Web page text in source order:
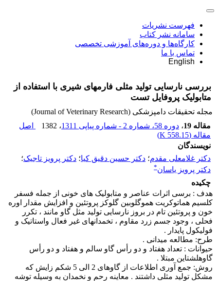
فهرست نشریات
سامانه نشر کتاب
کارگاه‌ها و دوره‌های آموزشی تخصصی
تماس با ما
English
بررسی نارسایی تولید مثلی فارمهای شیری با استفاده از
متابولیک پروفایل تست
مجله تحقیقات دامپزشکی (Journal of Veterinary Research)
مقاله 19
، دوره 58، شماره 2 - شماره پیاپی 1311 ، 1382
اصل
مقاله (558.15 K
)
نویسندگان
دکتر غلامعلی مقدم؛ دکتر حسین دقیق کیا؛ دکتر پرویز تاجیک؛
دکتر پرویز یاسان*
چکیده
هدف : برسی اثرات عناصر و متابولیک های خونی از جمله فسفر
کلسیم هماتوکریت هموگلوبین گلوکز پروتئین و افزایش مقدار اوره
خون و پروتئین تام در بروز نارسایی تولید مثل گاو مانند ، تکرر
فحلی ، وجود جسم زرد مقاوم ، تخمدانهای غیر فعال واستاتیک و
فولیکول پایدار .
طرح: مطالعه میدانی .
حیوانات : تعداد هفتاد و دو رأس گاو سالم و هفتاد و دو رأس
گاوهلشتاین مبتلا .
روش: جمع آوری اطلاعات از گاوهای 2 الی 5 شکم زایش که
مشکل تولید مثلی داشتند . معاینه رحم و نخمدان به وسیله توشه